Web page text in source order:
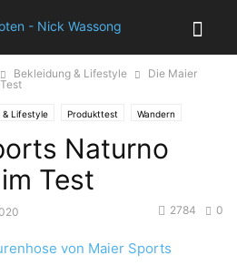
Bekleidung & Lifestyle
Die Maier
& Lifestyle Produkttest Wandern
Naturno
Test
0
2784